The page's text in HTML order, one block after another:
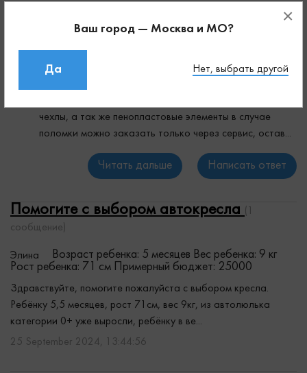
Ваш город — Москва и МО?
Да Нет, выбрать другой
×
avtokresel.net
чехлы, а так же пенопластовые элементы в случае
поломки можно заказать только через сервис, остав...
Читать дальше Написать ответ
Помогите с выбором автокресла
сообщение)
Элина Возраст ребенка: 5 месяцев Вес ребенка: 9 кг
Рост ребенка: 71 см
Примерный бюджет: 25000
Здравствуйте, помогите пожалуйста с выбором кресла.
Ребёнку 5,5 месяцев, рост 71см, вес 9кг, из автолюлька
категории 0+ уже выросли, ребёнку в ве...
25 September 2024, 13:44:56